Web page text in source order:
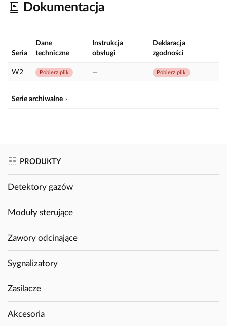
Dokumentacja
Seria
Dane
techniczne
Instrukcja
obsługi
Deklaracja
zgodności
W2 Pobierz plik — Pobierz plik
Serie archiwalne
PRODUKTY
Detektory gazów
Moduły sterujące
Zawory odcinające
Sygnalizatory
Zasilacze
Akcesoria